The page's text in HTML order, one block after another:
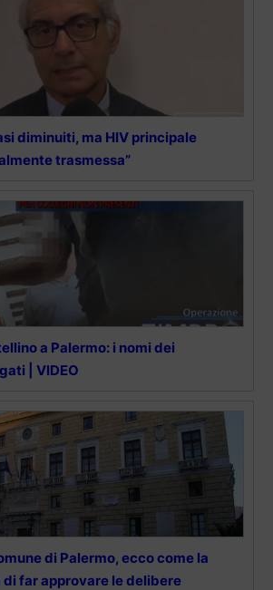
diminuiti, ma HIV principale
trasmessa”
a Palermo: i nomi dei
| VIDEO
di Palermo, ecco come la
di far approvare le delibere